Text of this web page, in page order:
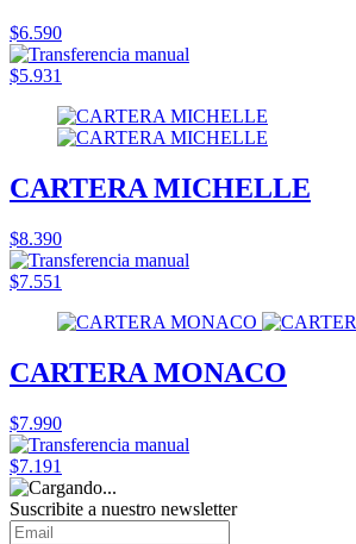
$6.590
$5.931
CARTERA MICHELLE
$8.390
$7.551
CARTERA MONACO
$7.990
$7.191
Suscribite a nuestro newsletter